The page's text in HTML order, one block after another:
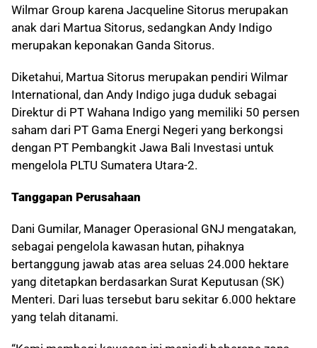
Wilmar Group karena Jacqueline Sitorus merupakan
anak dari Martua Sitorus, sedangkan Andy Indigo
merupakan keponakan Ganda Sitorus.
Diketahui, Martua Sitorus merupakan pendiri Wilmar
International, dan Andy Indigo juga duduk sebagai
Direktur di PT Wahana Indigo yang memiliki 50 persen
saham dari PT Gama Energi Negeri yang berkongsi
dengan PT Pembangkit Jawa Bali Investasi untuk
mengelola PLTU Sumatera Utara-2.
Tanggapan Perusahaan
Dani Gumilar, Manager Operasional GNJ mengatakan,
sebagai pengelola kawasan hutan, pihaknya
bertanggung jawab atas area seluas 24.000 hektare
yang ditetapkan berdasarkan Surat Keputusan (SK)
Menteri. Dari luas tersebut baru sekitar 6.000 hektare
yang telah ditanami.